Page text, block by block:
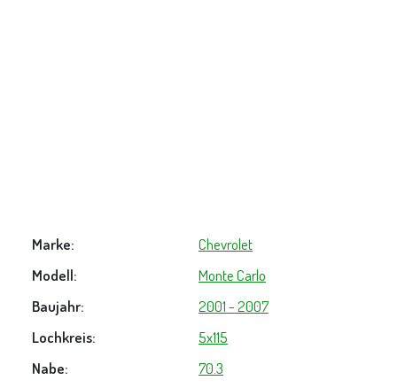
Marke:
Chevrolet
Modell:
Monte Carlo
Baujahr:
2001 - 2007
Lochkreis:
5x115
Nabe:
70.3